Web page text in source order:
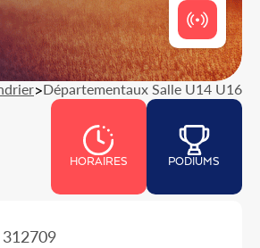
>Départementaux Salle U14 U16
HORAIRES PODIUMS